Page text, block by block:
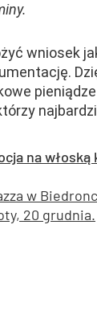
wniosek
na
w
20 grudnia.